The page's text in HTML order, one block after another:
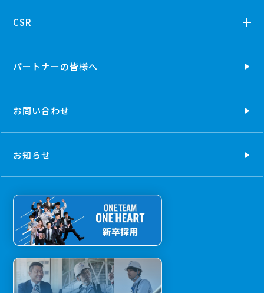
CSR
パートナーの皆様へ
お問い合わせ
お知らせ